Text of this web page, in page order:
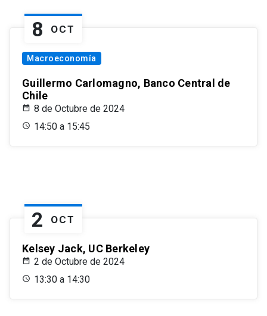
8 OCT
Macroeconomía
Guillermo Carlomagno, Banco Central de
Chile
8 de Octubre de 2024
14:50 a 15:45
2 OCT
Kelsey Jack, UC Berkeley
2 de Octubre de 2024
13:30 a 14:30